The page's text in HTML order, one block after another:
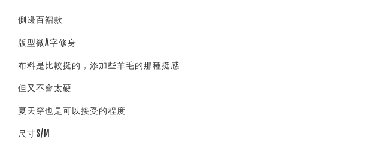
側邊百褶款
版型微A字修身
布料是比較挺的，添加些羊毛的那種挺感
但又不會太硬
夏天穿也是可以接受的程度
尺寸S/M